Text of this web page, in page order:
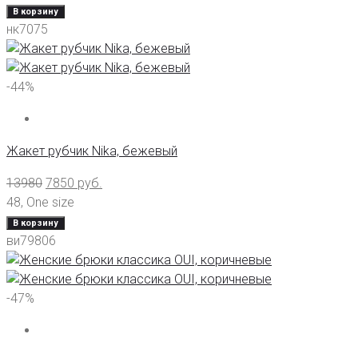
В корзину
нк7075
-44%
Жакет рубчик Nika, бежевый
13980 7850 руб.
48, One size
В корзину
ви79806
-47%